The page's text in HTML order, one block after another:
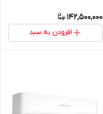
142,500,000
افزودن به سبد